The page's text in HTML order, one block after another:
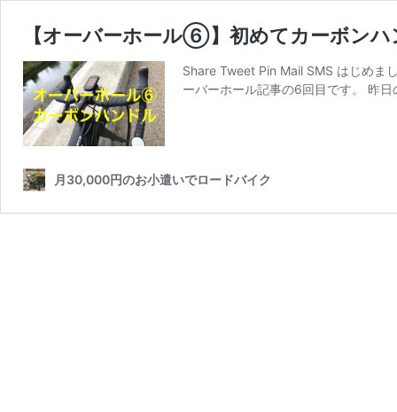
【オーバーホール⑥】初めてカーボン
Share Tweet Pin Mail SMS はじめま
ーバーホール記事の6回目です。 昨
月30,000円のお小遣いでロードバイク